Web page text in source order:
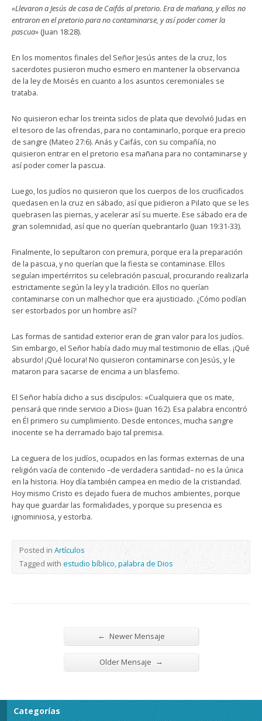
«Llevaron a Jesús de casa de Caifás al pretorio. Era de mañana, y ellos no
entraron en el pretorio para no contaminarse, y así poder comer la
pascua» (Juan 18:28).
En los momentos finales del Señor Jesús antes de la cruz, los
sacerdotes pusieron mucho esmero en mantener la observancia
de la ley de Moisés en cuanto a los asuntos ceremoniales se
trataba.
No quisieron echar los treinta siclos de plata que devolvió Judas en
el tesoro de las ofrendas, para no contaminarlo, porque era precio
de sangre (Mateo 27:6). Anás y Caifás, con su compañía, no
quisieron entrar en el pretorio esa mañana para no contaminarse y
así poder comer la pascua.
Luego, los judíos no quisieron que los cuerpos de los crucificados
quedasen en la cruz en sábado, así que pidieron a Pilato que se les
quebrasen las piernas, y acelerar así su muerte. Ese sábado era de
gran solemnidad, así que no querían quebrantarlo (Juan 19:31-33).
Finalmente, lo sepultaron con premura, porque era la preparación
de la pascua, y no querían que la fiesta se contaminase. Ellos
seguían impertérritos su celebración pascual, procurando realizarla
estrictamente según la ley y la tradición. Ellos no querían
contaminarse con un malhechor que era ajusticiado. ¿Cómo podían
ser estorbados por un hombre así?
Las formas de santidad exterior eran de gran valor para los judíos.
Sin embargo, el Señor había dado muy mal testimonio de ellas. ¡Qué
absurdo! ¡Qué locura! No quisieron contaminarse con Jesús, y le
mataron para sacarse de encima a un blasfemo.
El Señor había dicho a sus discípulos: «Cualquiera que os mate,
pensará que rinde servicio a Dios» (Juan 16:2). Esa palabra encontró
en Él primero su cumplimiento. Desde entonces, mucha sangre
inocente se ha derramado bajo tal premisa.
La ceguera de los judíos, ocupados en las formas externas de una
religión vacía de contenido –de verdadera santidad– no es la única
en la historia. Hoy día también campea en medio de la cristiandad.
Hoy mismo Cristo es dejado fuera de muchos ambientes, porque
hay que guardar las formalidades, y porque su presencia es
ignominiosa, y estorba.
Posted in Artículos
Tagged withestudio bíblico,palabra de Dios
← Newer Mensaje
Older Mensaje →
Categorías